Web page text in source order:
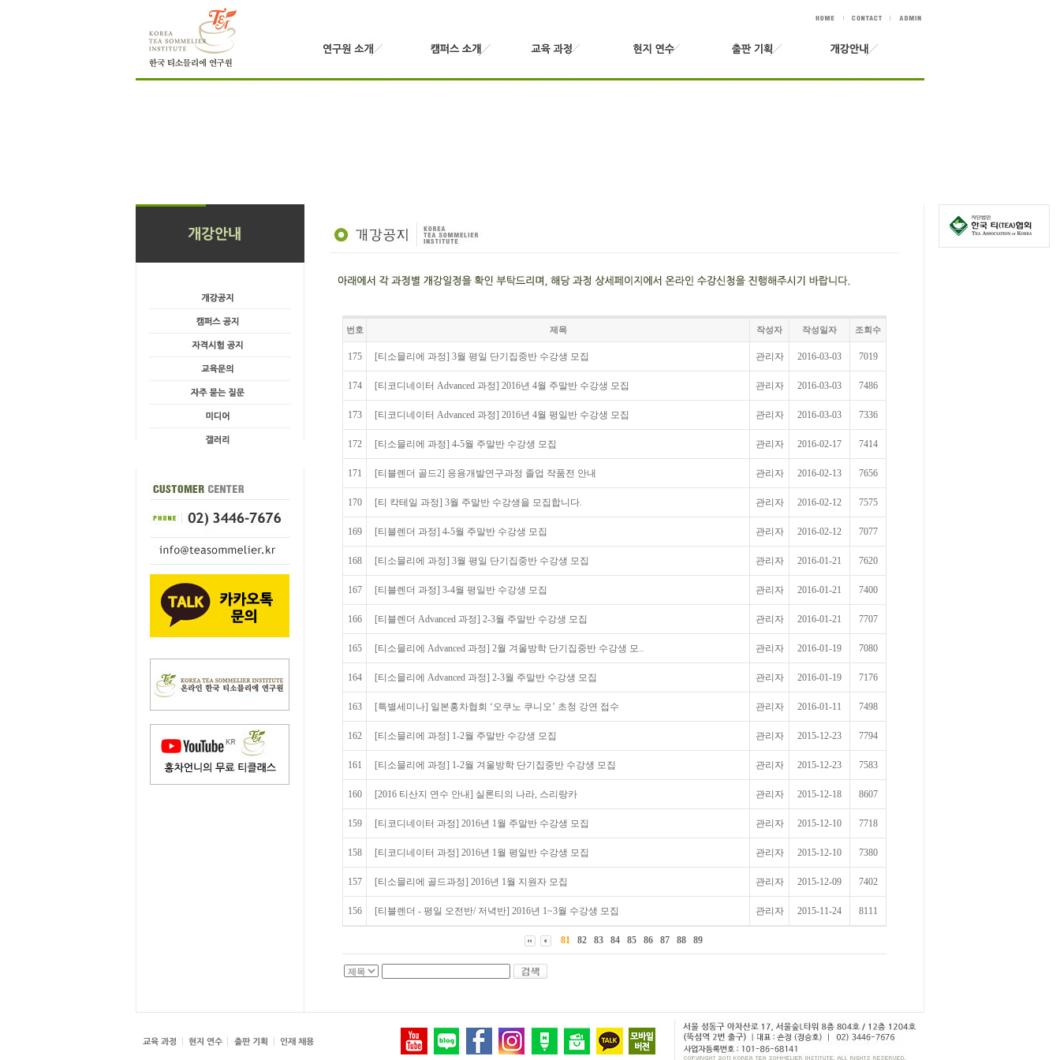
번호 제목 작성자 작성일자 조회수
175 [티소믈리에 과정] 3월 평일 단기집중반 수강생 모집 관리자 2016-03-03 7019
174 [티코디네이터 Advanced 과정] 2016년 4월 주말반 수강생 모집 관리자 2016-03-03 7486
173 [티코디네이터 Advanced 과정] 2016년 4월 평일반 수강생 모집 관리자 2016-03-03 7336
172 [티소믈리에 과정] 4-5월 주말반 수강생 모집 관리자 2016-02-17 7414
171 [티블렌더 골드2] 응용개발연구과정 졸업 작품전 안내 관리자 2016-02-13 7656
170 [티 칵테일 과정] 3월 주말반 수강생을 모집합니다. 관리자 2016-02-12 7575
169 [티블렌더 과정] 4-5월 주말반 수강생 모집 관리자 2016-02-12 7077
168 [티소믈리에 과정] 3월 평일 단기집중반 수강생 모집 관리자 2016-01-21 7620
167 [티블렌더 과정] 3-4월 평일반 수강생 모집 관리자 2016-01-21 7400
166 [티블렌더 Advanced 과정] 2-3월 주말반 수강생 모집 관리자 2016-01-21 7707
165 [티소믈리에 Advanced 과정] 2월 겨울방학 단기집중반 수강생 모.. 관리자 2016-01-19 7080
164 [티소믈리에 Advanced 과정] 2-3월 주말반 수강생 모집 관리자 2016-01-19 7176
163 [특별세미나] 일본홍차협회 ‘오쿠노 쿠니오’ 초청 강연 접수 관리자 2016-01-11 7498
162 [티소믈리에 과정] 1-2월 주말반 수강생 모집 관리자 2015-12-23 7794
161 [티소믈리에 과정] 1-2월 겨울방학 단기집중반 수강생 모집 관리자 2015-12-23 7583
160 [2016 티산지 연수 안내] 실론티의 나라, 스리랑카 관리자 2015-12-18 8607
159 [티코디네이터 과정] 2016년 1월 주말반 수강생 모집 관리자 2015-12-10 7718
158 [티코디네이터 과정] 2016년 1월 평일반 수강생 모집 관리자 2015-12-10 7380
157 [티소믈리에 골드과정] 2016년 1월 지원자 모집 관리자 2015-12-09 7402
156 [티블렌더 - 평일 오전반/ 저녁반] 2016년 1~3월 수강생 모집 관리자 2015-11-24 8111
81 82 83 84 85 86 87 88 89